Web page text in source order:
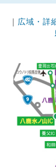
広域・詳